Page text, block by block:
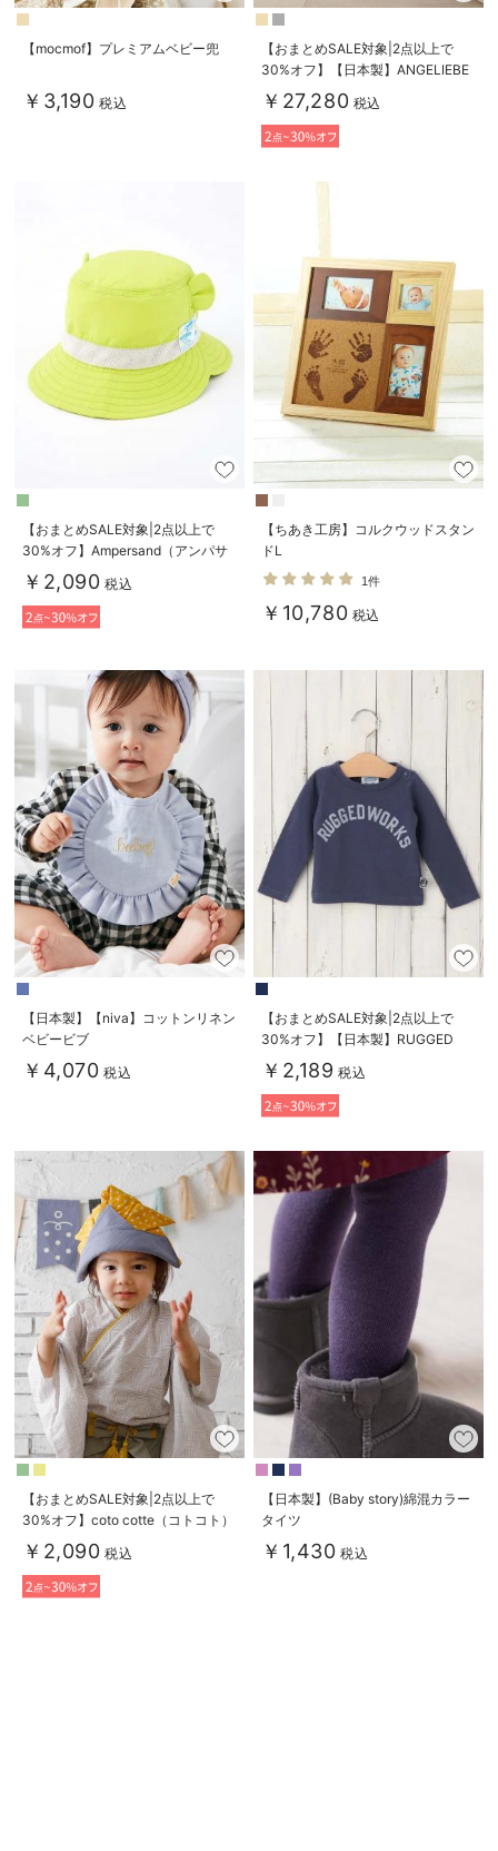
【mocmof】プレミアムベビー兜
￥3,190 税込
【おまとめSALE対象|2点以上で
30%オフ】【日本製】ANGELIEBE
オリジナル ママと作ったベビー布
団8点セットSTAR
￥27,280 税込
【おまとめSALE対象|2点以上で
30%オフ】Ampersand（アンパサ
ンド）耳付きアウトドアハット
￥2,090 税込
【ちあき工房】コルクウッドスタン
ドL
1件
￥10,780 税込
【日本製】【niva】コットンリネン
ベビービブ
￥4,070 税込
【おまとめSALE対象|2点以上で
30%オフ】【日本製】RUGGED
WORKS（ラゲッドワークス）ロゴ
ロングTシャツ
￥2,189 税込
【おまとめSALE対象|2点以上で
30%オフ】coto cotte（コトコト）
かぶと
￥2,090 税込
【日本製】(Baby story)綿混カラー
タイツ
￥1,430 税込